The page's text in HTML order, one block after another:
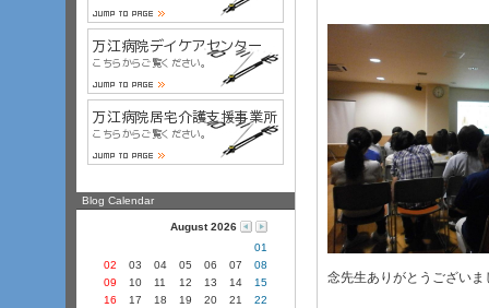
念先生ありがとうございま
Blog Calendar
August 2026
01
02
03 04 05 06 07
08
09
10 11 12 13 14
15
16
17 18 19 20 21
22